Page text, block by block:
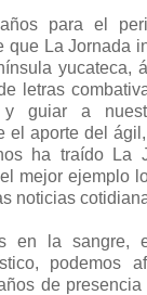
para el
que La Jornada
yucateca,
letras
y guiar a
el aporte del
ha traído La
mejor ejemplo
noticias
en la sangre,
podemos
de presencia